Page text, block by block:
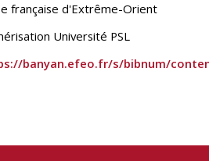
française d'Extrême-Orient
Université PSL
banyan.efeo.fr/s/bibnum/